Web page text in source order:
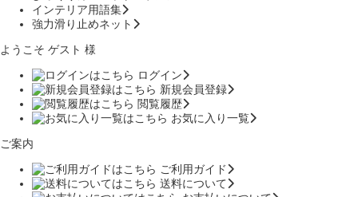
インテリア用語集
強力滑り止めネット
ようこそ ゲスト 様
ログイン
新規会員登録
閲覧履歴
お気に入り一覧
ご案内
ご利用ガイド
送料について